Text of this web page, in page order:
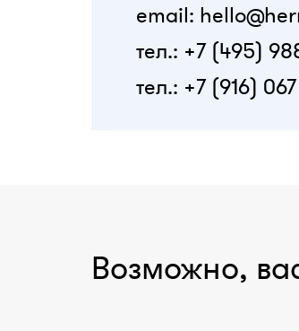
email:
тел.: +7 (495)
тел.: +7 (916)
Возможно,